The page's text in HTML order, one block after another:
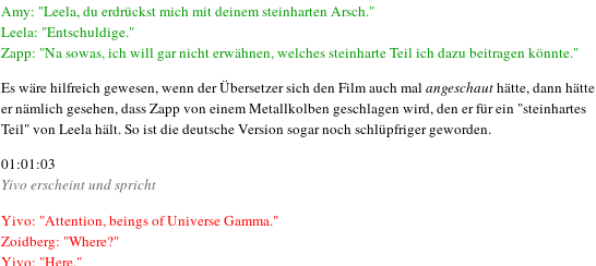
Amy: "Leela, du erdrückst mich mit deinem steinharten Arsch."
Leela: "Entschuldige."
Zapp: "Na sowas, ich will gar nicht erwähnen, welches steinharte Teil ich dazu beitragen könnte."
Es wäre hilfreich gewesen, wenn der Übersetzer sich den Film auch mal angeschauthätte, dann hätte
er nämlich gesehen, dass Zapp von einem Metallkolben geschlagen wird, den er für ein "steinhartes
Teil" von Leela hält. So ist die deutsche Version sogar noch schlüpfriger geworden.
01:01:03
Yivo erscheint und spricht
Yivo: "Attention, beings of Universe Gamma."
Zoidberg: "Where?"
Yivo: "Here."